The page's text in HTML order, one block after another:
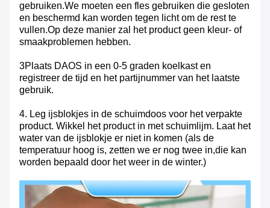
gebruiken.We moeten een fles gebruiken die gesloten
en beschermd kan worden tegen licht om de rest te
vullen.Op deze manier zal het product geen kleur- of
smaakproblemen hebben.
3Plaats DAOS in een 0-5 graden koelkast en
registreer de tijd en het partijnummer van het laatste
gebruik.
4. Leg ijsblokjes in de schuimdoos voor het verpakte
product. Wikkel het product in met schuimlijm. Laat het
water van de ijsblokje er niet in komen (als de
temperatuur hoog is, zetten we er nog twee in,die kan
worden bepaald door het weer in de winter.)